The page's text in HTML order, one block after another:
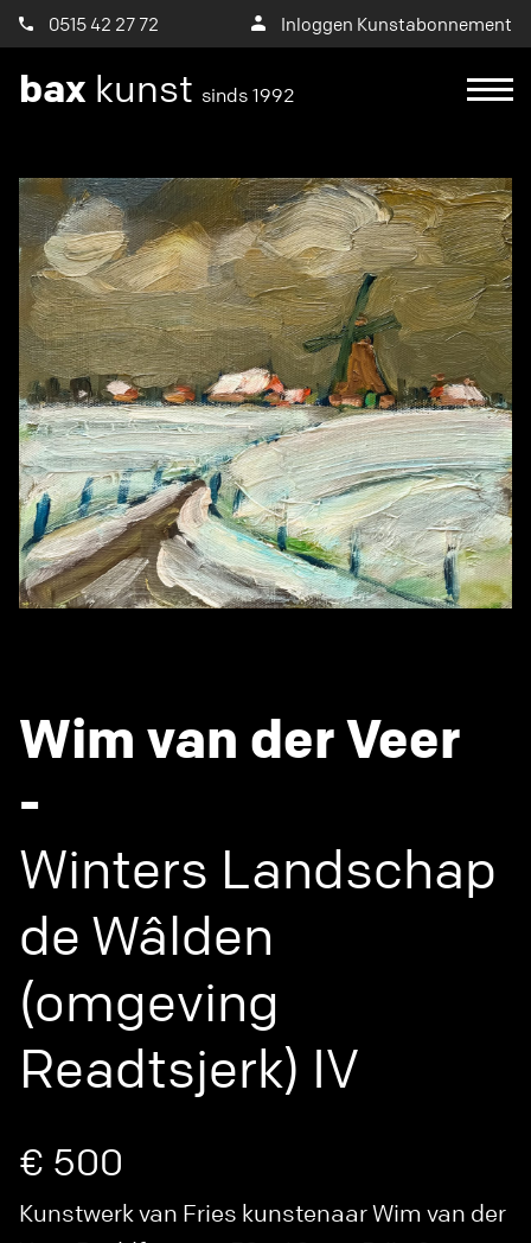
0515 42 27 72 Inloggen Kunstabonnement
bax kunst sinds 1992
Wim van der Veer
-
Winters Landschap
de Wâlden
(omgeving
Readtsjerk) IV
€ 500
Kunstwerk van Fries kunstenaar Wim van der